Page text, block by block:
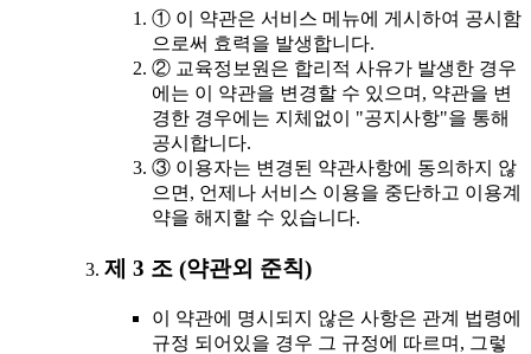
① 이 약관은 서비스 메뉴에 게시하여 공시함
으로써 효력을 발생합니다.
② 교육정보원은 합리적 사유가 발생한 경우
에는 이 약관을 변경할 수 있으며, 약관을 변
경한 경우에는 지체없이 "공지사항"을 통해
공시합니다.
③ 이용자는 변경된 약관사항에 동의하지 않
으면, 언제나 서비스 이용을 중단하고 이용계
약을 해지할 수 있습니다.
제 3 조 (약관외 준칙)
이 약관에 명시되지 않은 사항은 관계 법령에
규정 되어있을 경우 그 규정에 따르며, 그렇